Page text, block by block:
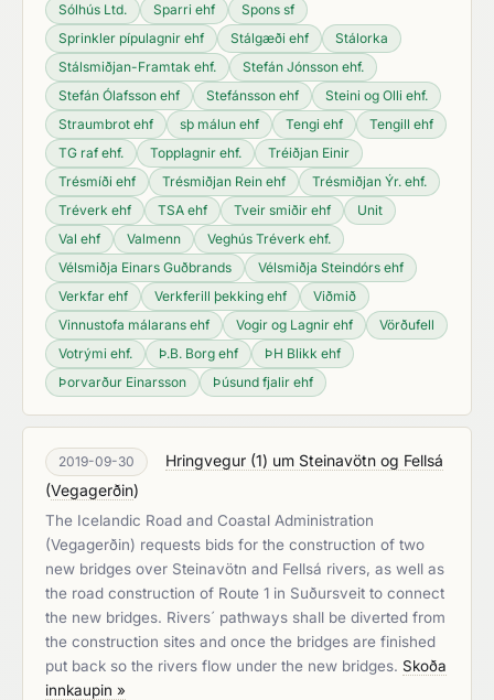
Sólhús Ltd.
Sparri ehf
Spons sf
Sprinkler pípulagnir ehf
Stálgæði ehf
Stálorka
Stálsmiðjan-Framtak ehf.
Stefán Jónsson ehf.
Stefán Ólafsson ehf
Stefánsson ehf
Steini og Olli ehf.
Straumbrot ehf
sþ málun ehf Tengi ehf
Tengill ehf
TG raf ehf.
Topplagnir ehf.
Tréiðjan Einir
Trésmíði ehf
Trésmiðjan Rein ehf
Trésmiðjan Ýr. ehf.
Tréverk ehf
TSA ehf Tveir smiðir ehf
Unit
Val ehf
Valmenn
Veghús Tréverk ehf.
Vélsmiðja Einars Guðbrands
Vélsmiðja Steindórs ehf
Verkfar ehf
Verkferill þekking ehf
Viðmið
Vinnustofa málarans ehf
Vogir og Lagnir ehf
Vörðufell
Votrými ehf.
Þ.B. Borg ehf
ÞH Blikk ehf
Þorvarður Einarsson
Þúsund fjalir ehf
2019-09-30
Hringvegur (1) um Steinavötn og Fellsá
(Vegagerðin)
The Icelandic Road and Coastal Administration
(Vegagerðin) requests bids for the construction of two
new bridges over Steinavötn and Fellsá rivers, as well as
the road construction of Route 1 in Suðursveit to connect
the new bridges. Rivers´ pathways shall be diverted from
the construction sites and once the bridges are finished
put back so the rivers flow under the new bridges. Skoða
innkaupin »